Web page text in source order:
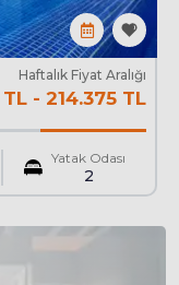
Derinlik 1.50 Mt
Haftalık Fiyat Aralığı
TL - 214.375 TL
Yatak Odası
2